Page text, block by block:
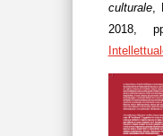
culturale,
2018,